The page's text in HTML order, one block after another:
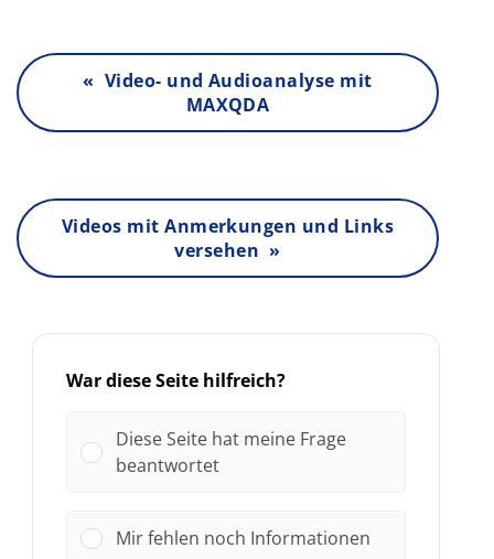
« Video- und Audioanalyse mit
MAXQDA
Videos mit Anmerkungen und Links
versehen »
War diese Seite hilfreich?
Diese Seite hat meine Frage
beantwortet
Mir fehlen noch Informationen